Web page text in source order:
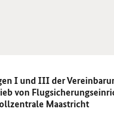
I und III der
von
Maastricht